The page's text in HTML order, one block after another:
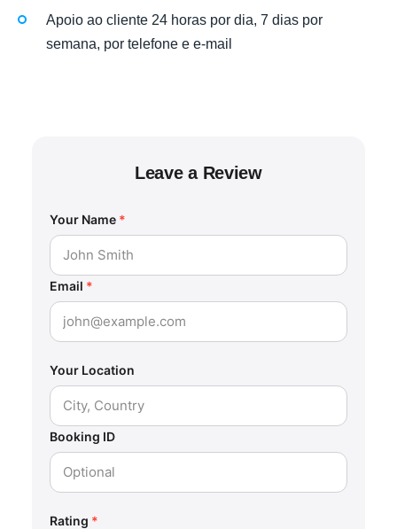
Apoio ao cliente 24 horas por dia, 7 dias por
semana, por telefone e e-mail
Leave a Review
Your Name *
Email *
Your Location
Booking ID
Rating *